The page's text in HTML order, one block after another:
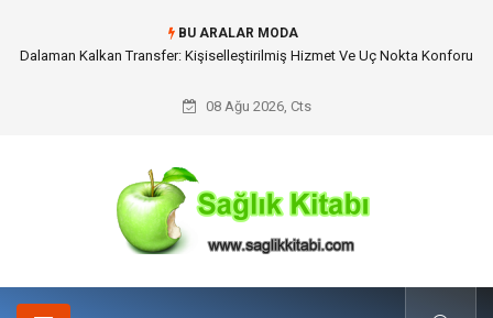
BU ARALAR MODA
Skoda Yedek Parça Tercihinde Mühendislik Uyumu ve Sürüş Konforu
08 Ağu 2026, Cts